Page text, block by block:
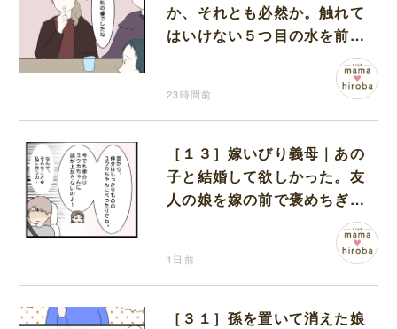
か、それとも必然か。触れて
はいけない５つ目の水を前に
23時間前
［１３］嫁いびり義母｜あの
子と結婚して欲しかった。友
人の娘を嫁の前で褒めちぎる
1日前
［３１］孫を置いて消えた娘